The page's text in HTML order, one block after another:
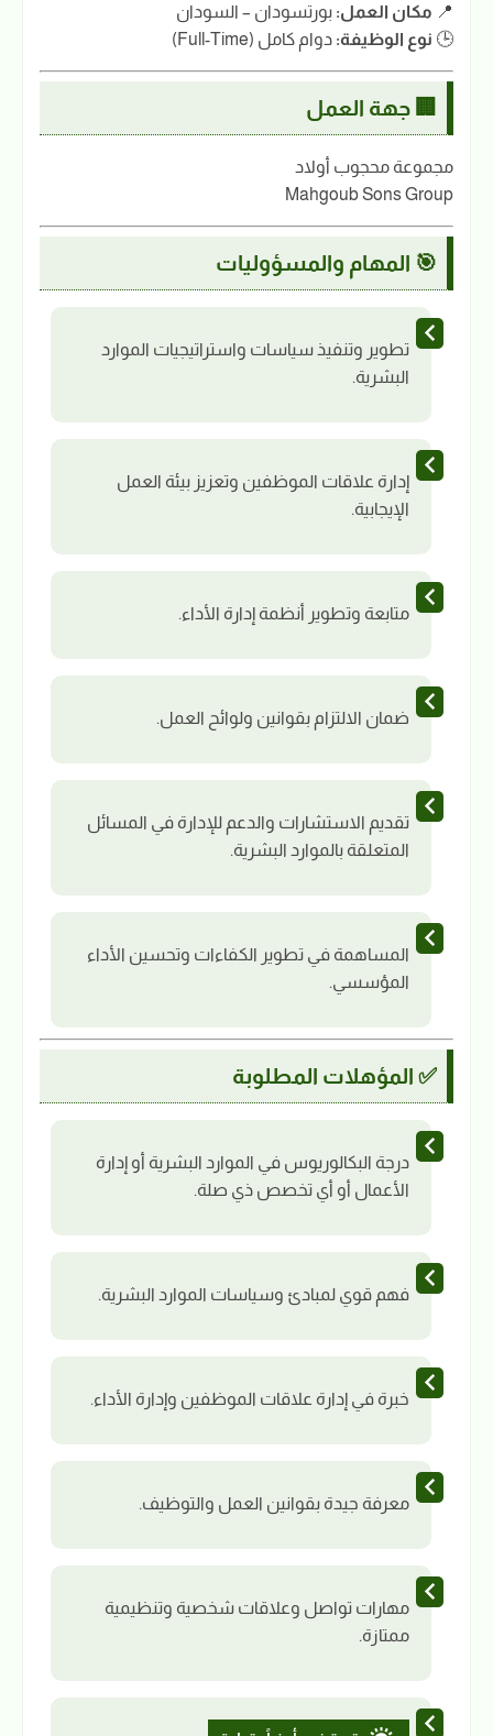
📍 مكان العمل: بورتسودان – السودان
🕒 نوع الوظيفة: دوام كامل (Full-Time)
🏢 جهة العمل
مجموعة محجوب أولاد
Mahgoub Sons Group
🎯 المهام والمسؤوليات
تطوير وتنفيذ سياسات واستراتيجيات الموارد
البشرية.
إدارة علاقات الموظفين وتعزيز بيئة العمل
الإيجابية.
متابعة وتطوير أنظمة إدارة الأداء.
ضمان الالتزام بقوانين ولوائح العمل.
تقديم الاستشارات والدعم للإدارة في المسائل
المتعلقة بالموارد البشرية.
المساهمة في تطوير الكفاءات وتحسين الأداء
المؤسسي.
✅ المؤهلات المطلوبة
درجة البكالوريوس في الموارد البشرية أو إدارة
الأعمال أو أي تخصص ذي صلة.
فهم قوي لمبادئ وسياسات الموارد البشرية.
خبرة في إدارة علاقات الموظفين وإدارة الأداء.
معرفة جيدة بقوانين العمل والتوظيف.
مهارات تواصل وعلاقات شخصية وتنظيمية
ممتازة.